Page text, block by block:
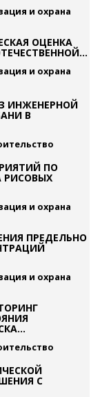
и охрана
ОЦЕНКА
и охрана
ИНЖЕНЕРНОЙ
В
ПО
РИСОВЫХ
и охрана
ПРЕДЕЛЬНО
и охрана
С